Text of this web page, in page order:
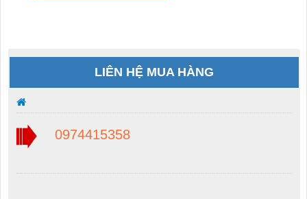
LIÊN HỆ MUA HÀNG
0974415358